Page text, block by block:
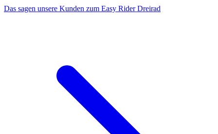
Das sagen unsere Kunden zum Easy Rider Dreirad